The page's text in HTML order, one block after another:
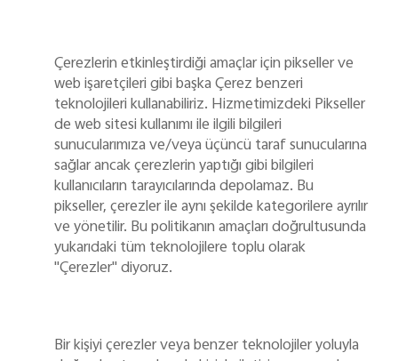
Çerezlerin etkinleştirdiği amaçlar için pikseller ve
web işaretçileri gibi başka Çerez benzeri
teknolojileri kullanabiliriz. Hizmetimizdeki Pikseller
de web sitesi kullanımı ile ilgili bilgileri
sunucularımıza ve/veya üçüncü taraf sunucularına
sağlar ancak çerezlerin yaptığı gibi bilgileri
kullanıcıların tarayıcılarında depolamaz. Bu
pikseller, çerezler ile aynı şekilde kategorilere ayrılır
ve yönetilir. Bu politikanın amaçları doğrultusunda
yukarıdaki tüm teknolojilere toplu olarak
"Çerezler" diyoruz.
Bir kişiyi çerezler veya benzer teknolojiler yoluyla